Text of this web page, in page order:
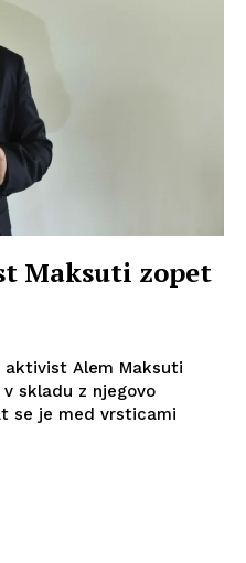
Maksuti zopet
aktivist Alem Maksuti
skladu z njegovo
se je med vrsticami